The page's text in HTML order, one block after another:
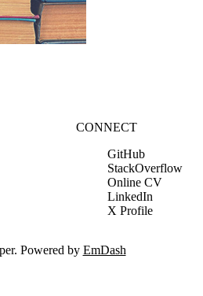
CONNECT
GitHub
StackOverflow
Online CV
LinkedIn
X Profile
Powered by EmDash